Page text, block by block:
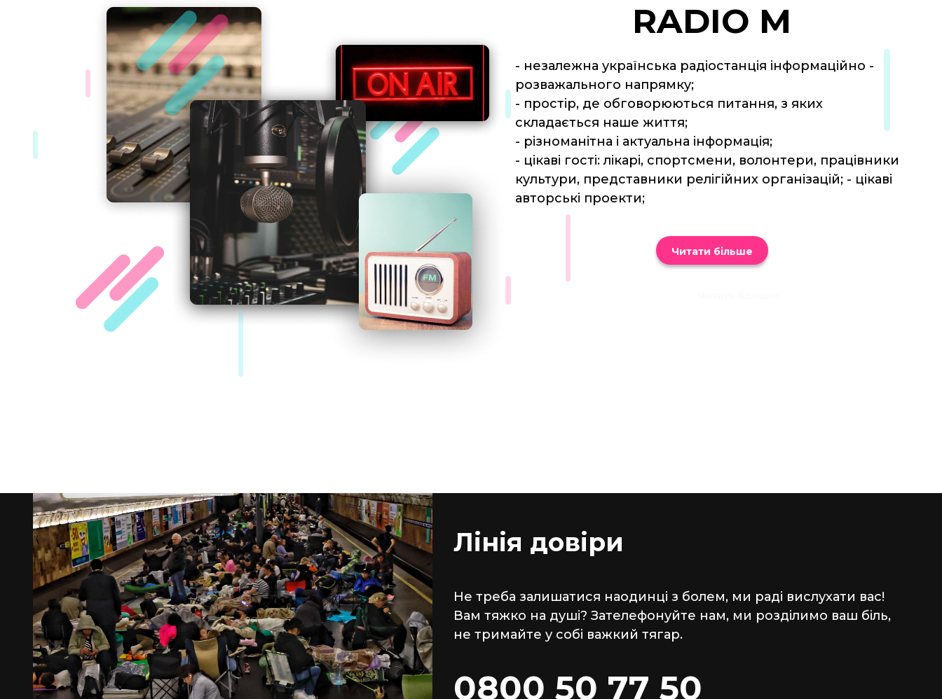
RADIO M
- незалежна українська радіостанція інформаційно -
розважального напрямку;
- простір, де обговорюються питання, з яких
складається наше життя;
- різноманітна і актуальна інформація;
- цікаві гості: лікарі, спортсмени, волонтери, працівники
культури, представники релігійних організацій; - цікаві
авторські проекти;
Читати більше
Лінія довіри
Не треба залишатися наодинці з болем, ми раді вислухати вас!
Вам тяжко на душі? Зателефонуйте нам, ми розділимо ваш біль,
не тримайте у собі важкий тягар.
0800 50 77 50